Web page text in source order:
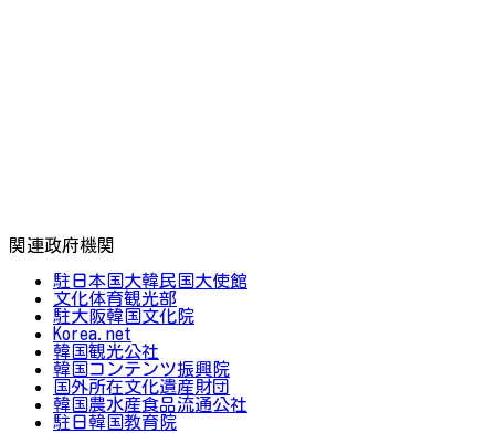
関連政府機関
駐日本国大韓民国大使館
文化体育観光部
駐大阪韓国文化院
Korea.net
韓国観光公社
韓国コンテンツ振興院
国外所在文化遺産財団
韓国農水産食品流通公社
駐日韓国教育院